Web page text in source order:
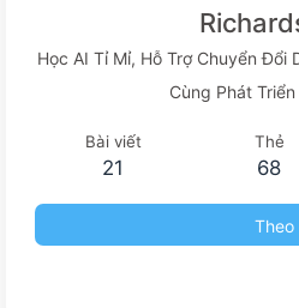
Học AI Tỉ Mỉ, Hỗ Trợ Chuyển Đổi
Cùng Phát
Bài viết
21
Thẻ
68
Theo